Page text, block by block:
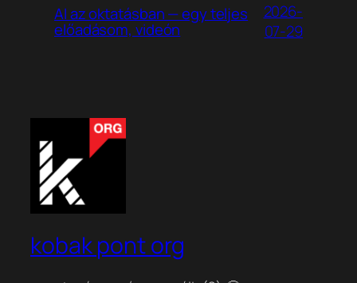
AI az oktatásban — egy teljes
előadásom, videón
2026-
07-29
kobak pont org